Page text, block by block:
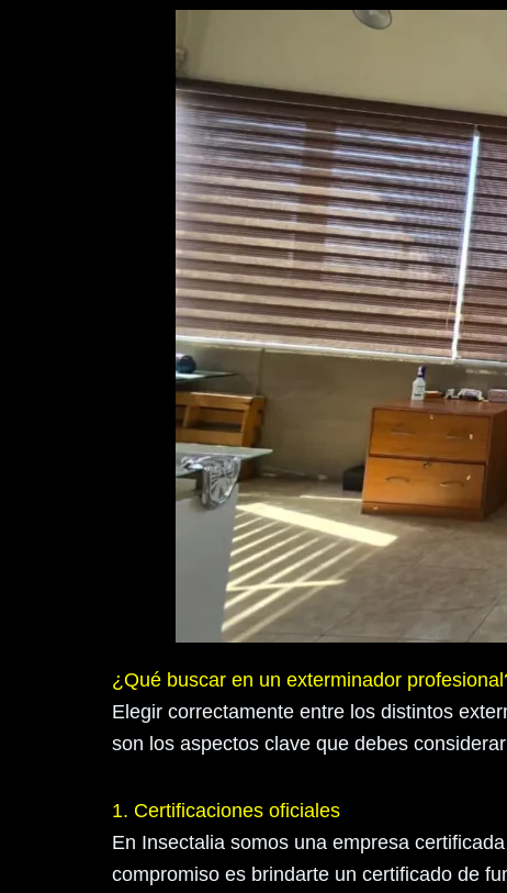
¿Qué buscar en un exterminador
Elegir correctamente entre los distintos
son los aspectos clave que debes
1. Certificaciones oficiales
En Insectalia somos una empresa
compromiso es brindarte un certificado de